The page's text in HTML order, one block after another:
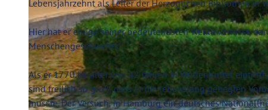
© Christian Bierwagen | CC-BY-SA
Lebensjahrzehnt als Leiter der Herzoglichen Bibliothek in
Hier hat er einige seiner bedeutendsten Werke verfasst,
Menschengeschlechts".
Als er 1770 im Alter von 42 Jahren in Wolfenbüttel
sind freilich so groß, dass er die lebenslang gehegten
musste. Der Versuch, in Hamburg ein deutsches